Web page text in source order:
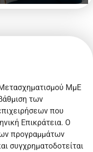
ΜμΕ
των
που
Επικράτεια. Ο
προγραμμάτων
συγχρηματοδοτείται